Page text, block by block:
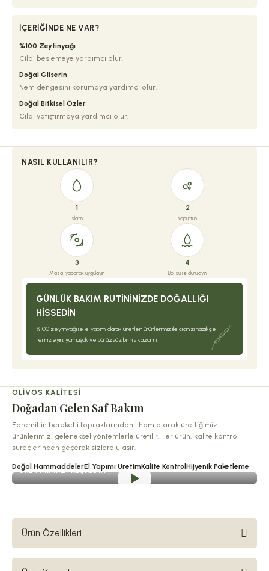
İÇERIĞINDE NE VAR?
%100 Zeytinyağı
Cildi beslemeye yardımcı olur.
Doğal Gliserin
Nem dengesini korumaya yardımcı olur.
Doğal Bitkisel Özler
Cildi yatıştırmaya yardımcı olur.
NASIL KULLANILIR?
1
Islatın
2
Köpürtün
3
Masaj yaparak uygulayın
4
Bol su ile durulayın
GÜNLÜK BAKIM RUTININIZDE DOĞALLIĞI
HISSEDIN
%100 zeytinyağı ile el yapımı olarak üretilen ürünlerimiz ile cildinizi nazikçe
temizleyin, yumuşak ve pürüzsüz bir his kazanın.
OLIVOS KALITESI
Doğadan Gelen Saf Bakım
Edremit'in bereketli topraklarından ilham alarak ürettiğimiz
ürünlerimiz, geleneksel yöntemlerle üretilir. Her ürün, kalite kontrol
süreçlerinden geçerek sizlere ulaşır.
Doğal HammaddelerEl Yapımı ÜretimKalite Kontrol Hijyenik Paketleme
ÜRETIMIMIZI KEŞFEDIN
Ürün Özellikleri
En nitelikli aromatik yağlar, en üst kalite doğal